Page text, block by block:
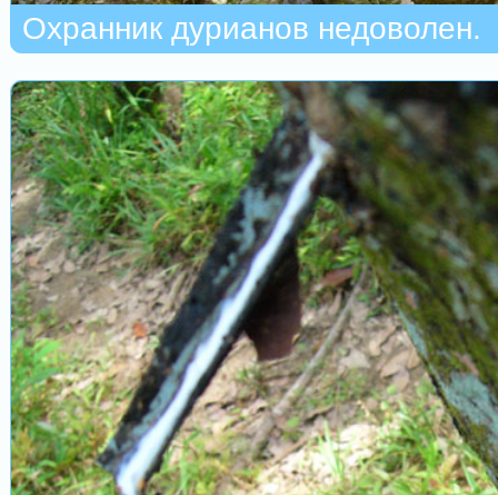
Охранник дурианов недоволен.